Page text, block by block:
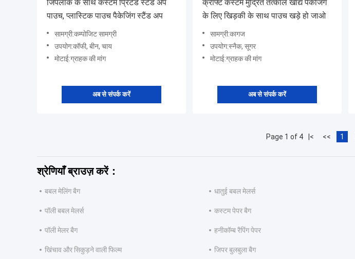
जिपलॉक के साथ कस्टम प्रिंटेड स्टैंड अप
पाउच, प्लास्टिक पाउच पैकेजिंग स्टैंड अप
सामग्री:कम्पोजिट सामग्री
उपयोग:कॉफी, बीन, चाय
मोटाई:ग्राहक की मांग
अब से संपर्क करें
क्राफ्ट कस्टम मुद्रित तत्काल खाद्य पैकेजिंग
के लिए खिड़की के साथ पाउच खड़े हो जाओ
सामग्री:कागज
उपयोग:स्नैक, सूगर
मोटाई:ग्राहक की मांग
अब से संपर्क करें
Page 1 of 4 |< << 1
श्रेणियाँ ब्राउज़ करें：
बबल मेलिंग बैग धातुई बबल मेलर्स
पॉली बबल मेलर्स कस्टम पेपर बैग
पॉली मेलर बैग हनीकॉम्ब रैपिंग पेपर
खिंचाव और सिकुड़ने वाली फिल्म जिपर बुलबुला बैग